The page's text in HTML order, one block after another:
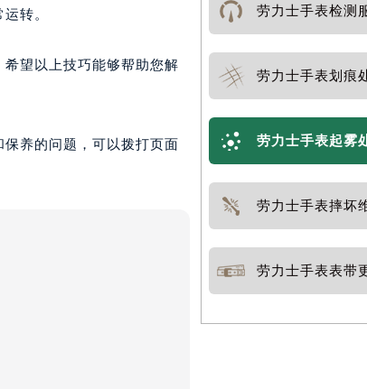
转。
望以上技巧能够帮助您解
养的问题，可以拨打页面
劳力士手表检测
劳力士手表划痕
劳力士手表起雾
劳力士手表摔坏
劳力士手表表带